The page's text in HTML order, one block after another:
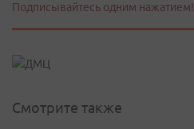
Подписывайтесь одним нажатием!
Смотрите также